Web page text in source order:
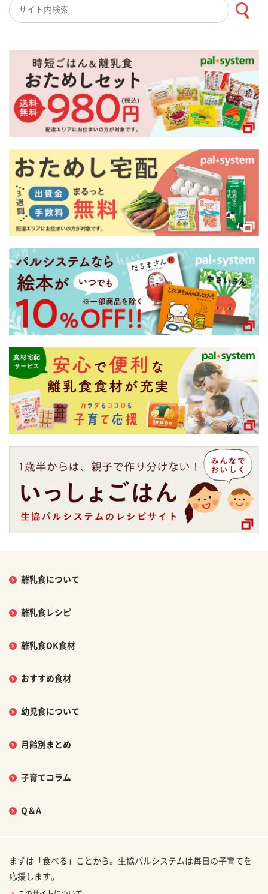
検索キーワード入力
離乳食について
離乳食レシピ
離乳食OK食材
おすすめ食材
幼児食について
月齢別まとめ
子育てコラム
Q＆A
まずは「食べる」ことから。生協パルシステムは毎日の子育てを
応援します。